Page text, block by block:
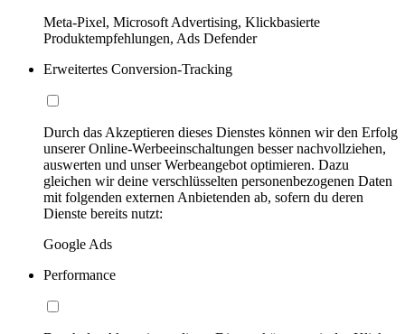
Meta-Pixel, Microsoft Advertising, Klickbasierte
Produktempfehlungen, Ads Defender
Erweitertes Conversion-Tracking
Durch das Akzeptieren dieses Dienstes können wir den Erfolg
unserer Online-Werbeeinschaltungen besser nachvollziehen,
auswerten und unser Werbeangebot optimieren. Dazu
gleichen wir deine verschlüsselten personenbezogenen Daten
mit folgenden externen Anbietenden ab, sofern du deren
Dienste bereits nutzt:
Google Ads
Performance